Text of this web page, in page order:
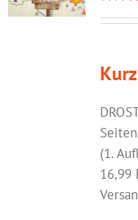
(1.
16,99